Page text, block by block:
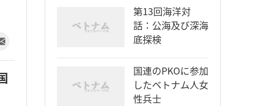
第13回海洋対
話：公海及び深海
底探検
国連のPKOに参加
したベトナム人女
性兵士